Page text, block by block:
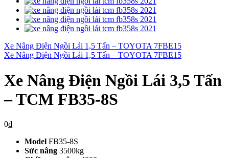
Xe Nâng Điện Ngồi Lái 1,5 Tấn – TOYOTA 7FBE15
Xe Nâng Điện Ngồi Lái 1,5 Tấn – TOYOTA 7FBE15
Xe Nâng Điện Ngồi Lái 3,5 Tấn
– TCM FB35-8S
0₫
Model FB35-8S
Sức nâng 3500kg